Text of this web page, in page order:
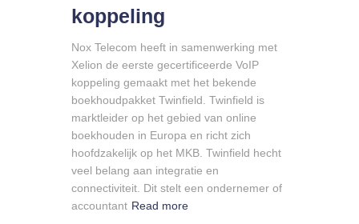
koppeling
Nox Telecom heeft in samenwerking met
Xelion de eerste gecertificeerde VoIP
koppeling gemaakt met het bekende
boekhoudpakket Twinfield. Twinfield is
marktleider op het gebied van online
boekhouden in Europa en richt zich
hoofdzakelijk op het MKB. Twinfield hecht
veel belang aan integratie en
connectiviteit. Dit stelt een ondernemer of
accountant Read more